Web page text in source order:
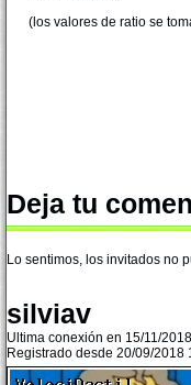
(los valores de ratio se
Deja tu
Lo sentimos, los invitados no
silviav
Ultima conexión en 15/11/
Registrado desde 20/09/2018